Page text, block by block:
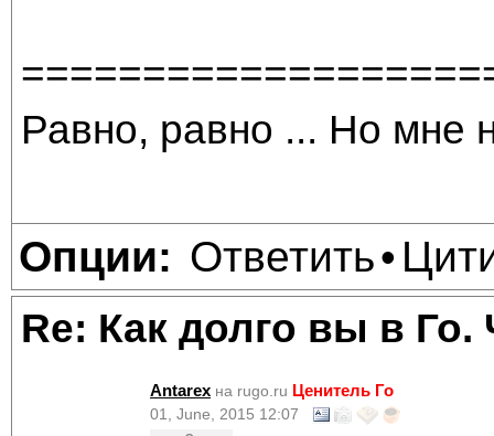
Равно, равно ... Но мне
Опции: Ответить•
Re: Как долго вы в
Antarex на rugo.ru Ценитель Го
01, June, 2015 12:07